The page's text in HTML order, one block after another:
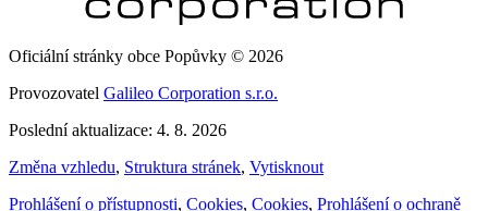
Oficiální stránky obce Popůvky © 2026
Provozovatel Galileo Corporation s.r.o.
Poslední aktualizace: 4. 8. 2026
Změna vzhledu, Struktura stránek, Vytisknout
Prohlášení o přístupnosti, Cookies, Cookies, Prohlášení o ochraně